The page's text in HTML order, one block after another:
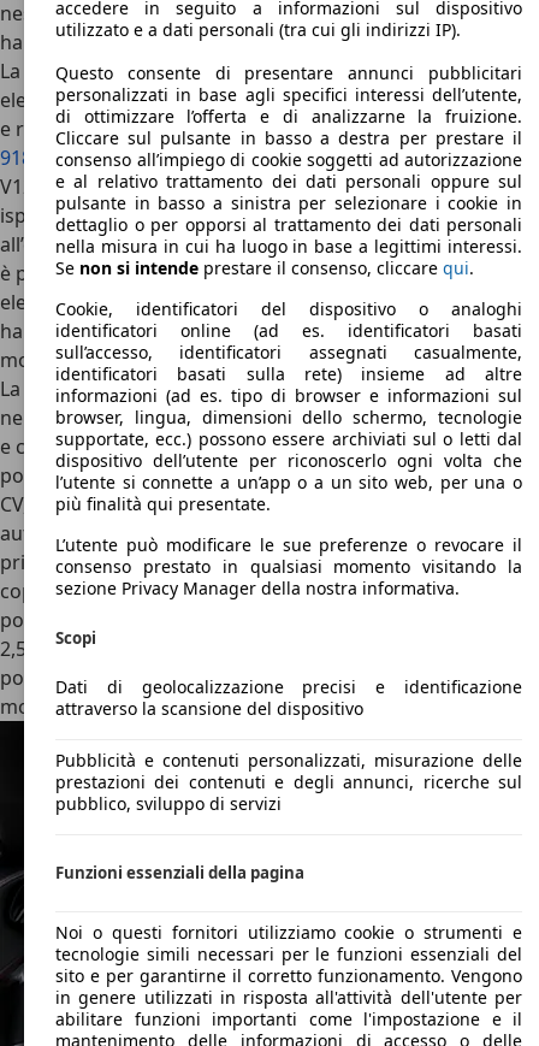
nessun rumore può già trovare un paio di modelli che
hanno portato al debutto la tecnologia Plug-In Hybrid.
La
prima automobile Ferrari dotata di un powertrain
elettrificatoè stata la Hypercar LaFerrari, lanciata nel 2013
e rivale delle altre due grandi Hypercar ibride, laPorsche
918 Hybride laMcLaren P1 . Dotata di un potentissimo 6.5
V12 aspirato da 800 CV e di un motore elettrico da 163 CV
ispirato nel funzionamento e nella tecnica al KERS usato
all’epoca in Formula 1, questa super-Ferrari da 963 CV non
è però in grado di muoversi in modalità completamente
elettrica (in realtà, dopo le richieste di alcuni clienti Ferrari
ha abilitato una modalità EV, che permette di percorrere a
motore spento solo poche centinaia di metri).
La prima Ferrari “elettrica” è stata la SF90 Stradale, lanciata
nel 2019 e dotata di unsistema ibrido Plug-In più completo
e complesso. Al posteriore troviamo il mitico V8 biturbo,
portato per l’occasione da 3.9 e 4.0 litri e ora capace di 780
CV, che spinge le ruote dietro attraverso un cambio
automatico doppia frizione a 8 rapporti ed è aiutato da un
primo motore elettrico. All’anteriore, invece, troviamo una
coppia di motori elettrici, uno per ruota, che porta la
potenza totale a 1.000 CV, e l’accelerazione 0-100 km/h a
2,5 secondi. Grazie ad una batteria da 7,9 kWh, invece, è
possibile percorrere fino a 25 km nel ciclo WLTP in
modalità completamente elettrica.
accedere in seguito a informazioni sul dispositivo
utilizzato e a dati personali (tra cui gli indirizzi IP).
Questo consente di presentare annunci pubblicitari
personalizzati in base agli specifici interessi dell’utente,
di ottimizzare l’offerta e di analizzarne la fruizione.
Cliccare sul pulsante in basso a destra per prestare il
consenso all’impiego di cookie soggetti ad autorizzazione
e al relativo trattamento dei dati personali oppure sul
pulsante in basso a sinistra per selezionare i cookie in
dettaglio o per opporsi al trattamento dei dati personali
nella misura in cui ha luogo in base a legittimi interessi.
Se non si intende prestare il consenso, cliccare qui.
Cookie, identificatori del dispositivo o analoghi
identificatori online (ad es. identificatori basati
sull’accesso, identificatori assegnati casualmente,
identificatori basati sulla rete) insieme ad altre
informazioni (ad es. tipo di browser e informazioni sul
browser, lingua, dimensioni dello schermo, tecnologie
supportate, ecc.) possono essere archiviati sul o letti dal
dispositivo dell’utente per riconoscerlo ogni volta che
l’utente si connette a un’app o a un sito web, per una o
più finalità qui presentate.
L’utente può modificare le sue preferenze o revocare il
consenso prestato in qualsiasi momento visitando la
sezione Privacy Manager della nostra informativa.
Scopi
Dati di geolocalizzazione precisi e identificazione
attraverso la scansione del dispositivo
Pubblicità e contenuti personalizzati, misurazione delle
prestazioni dei contenuti e degli annunci, ricerche sul
pubblico, sviluppo di servizi
Funzioni essenziali della pagina
Noi o questi fornitori utilizziamo cookie o strumenti e
tecnologie simili necessari per le funzioni essenziali del
sito e per garantirne il corretto funzionamento. Vengono
in genere utilizzati in risposta all'attività dell'utente per
abilitare funzioni importanti come l'impostazione e il
mantenimento delle informazioni di accesso o delle